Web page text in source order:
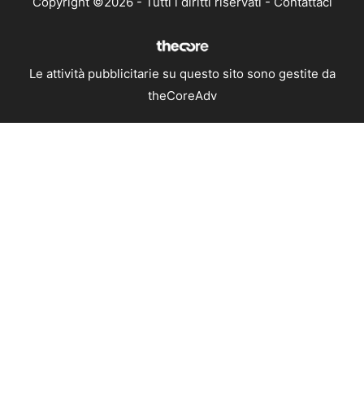
Le attività pubblicitarie su questo sito sono gestite da
theCoreAdv